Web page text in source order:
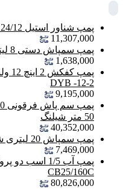
پمپ شناور استیل 24/12 ولت 40 متری 1 اینچ سولار
11,307,000
پمپ سمپاش دستی 8 لیتری مدل wild cattle
1,638,000
DYB -12-2
9,195,000
50 متر شیلنگ
40,352,000
پمپ سمپاش 20 لیتری شارژی دوکاره لوکا
7,469,000
پمپ آب 1/5
CB25/160C
80,826,000